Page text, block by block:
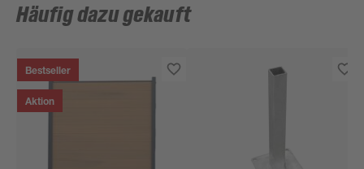
Häufig dazu gekauft
Bestseller
Aktion